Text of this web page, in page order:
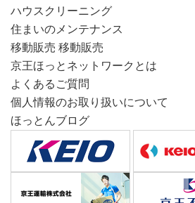
ハウスクリーニング
住まいのメンテナンス
移動販売 移動販売
京王ほっとネットワークとは
よくあるご質問
個人情報のお取り扱いについて
ほっとんブログ